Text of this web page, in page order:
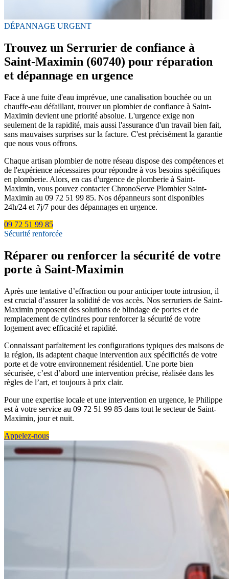
DÉPANNAGE URGENT
Trouvez un Serrurier de confiance à
Saint-Maximin (60740) pour réparation
et dépannage en urgence
Face à une fuite d'eau imprévue, une canalisation bouchée ou un
chauffe-eau défaillant, trouver un plombier de confiance à Saint-
Maximin devient une priorité absolue. L'urgence exige non
seulement de la rapidité, mais aussi l'assurance d'un travail bien fait,
sans mauvaises surprises sur la facture. C'est précisément la garantie
que nous vous offrons.
Chaque artisan plombier de notre réseau dispose des compétences et
de l'expérience nécessaires pour répondre à vos besoins spécifiques
en plomberie. Alors, en cas d'urgence de plomberie à Saint-
Maximin, vous pouvez contacter ChronoServe Plombier Saint-
Maximin au 09 72 51 99 85. Nos dépanneurs sont disponibles
24h/24 et 7j/7 pour des dépannages en urgence.
09 72 51 99 85
Sécurité renforcée
Réparer ou renforcer la sécurité de votre
porte à Saint-Maximin
Après une tentative d’effraction ou pour anticiper toute intrusion, il
est crucial d’assurer la solidité de vos accès. Nos serruriers de Saint-
Maximin proposent des solutions de blindage de portes et de
remplacement de cylindres pour renforcer la sécurité de votre
logement avec efficacité et rapidité.
Connaissant parfaitement les configurations typiques des maisons de
la région, ils adaptent chaque intervention aux spécificités de votre
porte et de votre environnement résidentiel. Une porte bien
sécurisée, c’est d’abord une intervention précise, réalisée dans les
règles de l’art, et toujours à prix clair.
Pour une expertise locale et une intervention en urgence, le Philippe
est à votre service au 09 72 51 99 85 dans tout le secteur de Saint-
Maximin, jour et nuit.
Appelez-nous